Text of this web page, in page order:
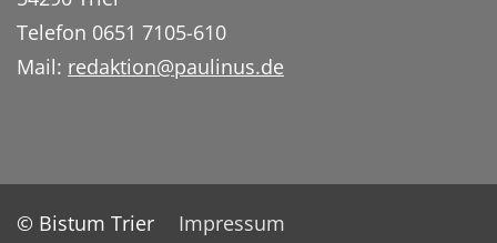
Telefon 0651 7105-610
Mail: redaktion@paulinus.de
© Bistum Trier
Impressum